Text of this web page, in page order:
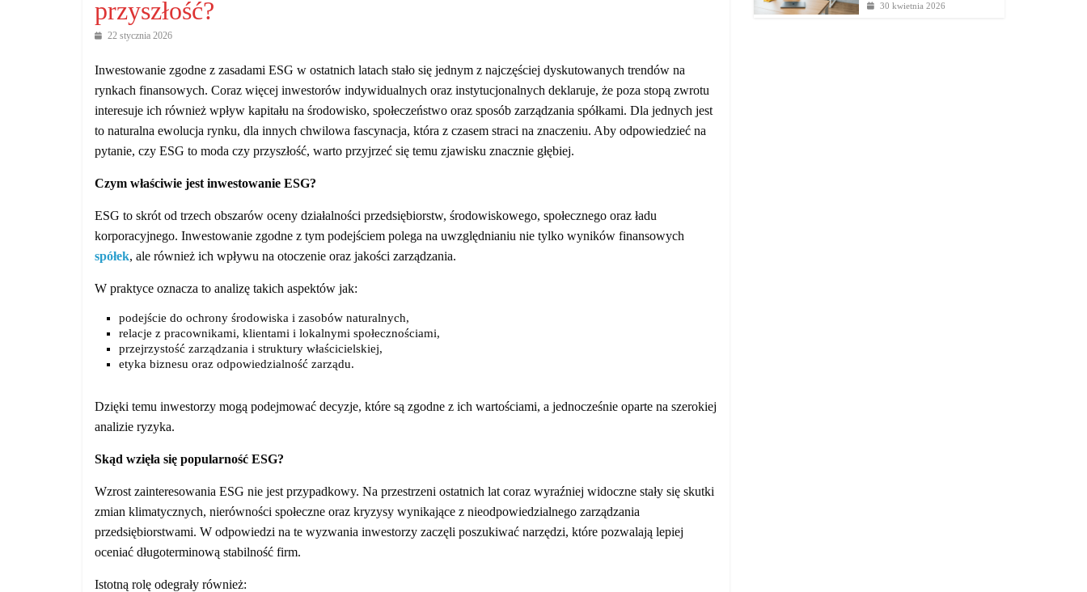
przyszłość?
22 stycznia 2026
Inwestowanie zgodne z zasadami ESG w ostatnich latach stało się jednym z najczęściej dyskutowanych trendów na
rynkach finansowych. Coraz więcej inwestorów indywidualnych oraz instytucjonalnych deklaruje, że poza stopą zwrotu
interesuje ich również wpływ kapitału na środowisko, społeczeństwo oraz sposób zarządzania spółkami. Dla jednych jest
to naturalna ewolucja rynku, dla innych chwilowa fascynacja, która z czasem straci na znaczeniu. Aby odpowiedzieć na
pytanie, czy ESG to moda czy przyszłość, warto przyjrzeć się temu zjawisku znacznie głębiej.
Czym właściwie jest inwestowanie ESG?
ESG to skrót od trzech obszarów oceny działalności przedsiębiorstw, środowiskowego, społecznego oraz ładu
korporacyjnego. Inwestowanie zgodne z tym podejściem polega na uwzględnianiu nie tylko wyników finansowych
spółek, ale również ich wpływu na otoczenie oraz jakości zarządzania.
W praktyce oznacza to analizę takich aspektów jak:
podejście do ochrony środowiska i zasobów naturalnych,
relacje z pracownikami, klientami i lokalnymi społecznościami,
przejrzystość zarządzania i struktury właścicielskiej,
etyka biznesu oraz odpowiedzialność zarządu.
Dzięki temu inwestorzy mogą podejmować decyzje, które są zgodne z ich wartościami, a jednocześnie oparte na szerokiej
analizie ryzyka.
Skąd wzięła się popularność ESG?
Wzrost zainteresowania ESG nie jest przypadkowy. Na przestrzeni ostatnich lat coraz wyraźniej widoczne stały się skutki
zmian klimatycznych, nierówności społeczne oraz kryzysy wynikające z nieodpowiedzialnego zarządzania
przedsiębiorstwami. W odpowiedzi na te wyzwania inwestorzy zaczęli poszukiwać narzędzi, które pozwalają lepiej
oceniać długoterminową stabilność firm.
Istotną rolę odegrały również:
30 kwietnia 2026